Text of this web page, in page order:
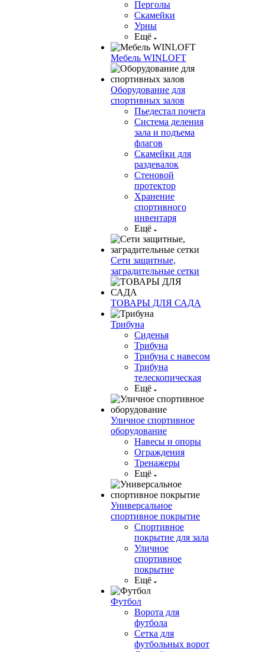
Перголы
Скамейки
Урны
Ещё
Мебель WINLOFT
Оборудование для
спортивных залов
Пьедестал почета
Система деления
зала и подъема
флагов
Скамейки для
раздевалок
Стеновой
протектор
Хранение
спортивного
инвентаря
Ещё
Сети защитные,
заградительные сетки
ТОВАРЫ ДЛЯ САДА
Трибуна
Сиденья
Трибуна
Трибуна с навесом
Трибуна
телескопическая
Ещё
Уличное спортивное
оборудование
Навесы и опоры
Ограждения
Тренажеры
Ещё
Универсальное
спортивное покрытие
Спортивное
покрытие для зала
Уличное
спортивное
покрытие
Ещё
Футбол
Ворота для
футбола
Сетка для
футбольных ворот